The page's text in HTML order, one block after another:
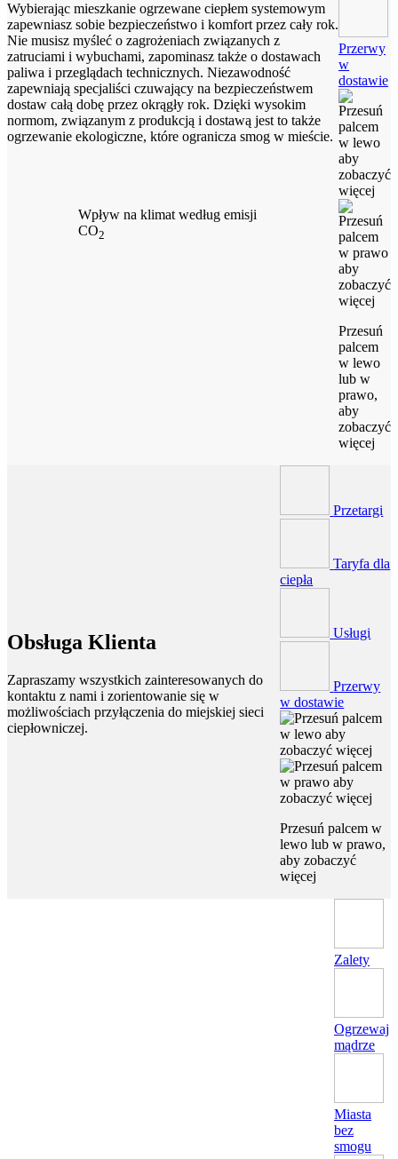
Wybierając mieszkanie ogrzewane ciepłem systemowym
zapewniasz sobie bezpieczeństwo i komfort przez cały rok.
Nie musisz myśleć o zagrożeniach związanych z
zatruciami i wybuchami, zapominasz także o dostawach
paliwa i przeglądach technicznych. Niezawodność
zapewniają specjaliści czuwający na bezpieczeństwem
dostaw całą dobę przez okrągły rok. Dzięki wysokim
normom, związanym z produkcją i dostawą jest to także
ogrzewanie ekologiczne, które ogranicza smog w mieście.
Wpływ na klimat według emisji
CO2
Przerwy
w
dostawie
Przesuń
palcem
w lewo
lub w
prawo,
aby
zobaczyć
więcej
Obsługa Klienta
Zapraszamy wszystkich zainteresowanych do
kontaktu z nami i zorientowanie się w
możliwościach przyłączenia do miejskiej sieci
ciepłowniczej.
Przetargi
Taryfa dla
ciepła
Usługi
Przerwy
w dostawie
Przesuń palcem w
lewo lub w prawo,
aby zobaczyć
więcej
Zalety
Ogrzewaj
mądrze
Miasta
bez
smogu